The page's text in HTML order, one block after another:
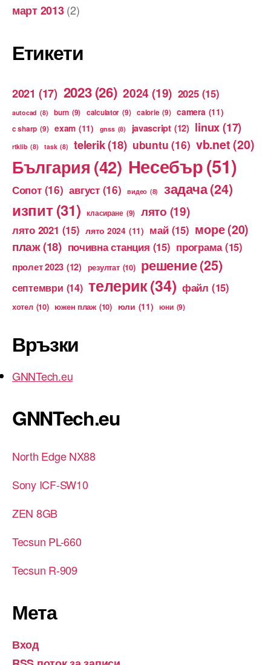
март 2013(2)
Етикети
2021 (17) 2023 (26) 2024 (19) 2025 (15)
autocad (8) burn (9) calculator (9) calorie (9) camera (11)
c sharp (9) exam (11) gnss (8) javascript (12) linux(17)
rtklib (8) task (8) telerik(18) ubuntu (16) vb.net(20)
България (42) Несебър(51)
Сопот (16) август (16) видео (8) задача(24)
изпит (31) класиране (9) лято (19)
лято 2021 (15) лято 2024 (11) май (15) море(20)
плаж(18) почивна станция (15) програма (15)
пролет 2023 (12) резултат (10) решение(25)
септември (14) телерик(34) файл (15)
хотел (10) южен плаж (10) юли (11) юни (9)
Връзки
GNNTech.eu
GNNTech.eu
North Edge NX88
Sony ICF-SW10
ZEN 8GB
Tecsun PL-660
Tecsun R-909
Мета
Вход